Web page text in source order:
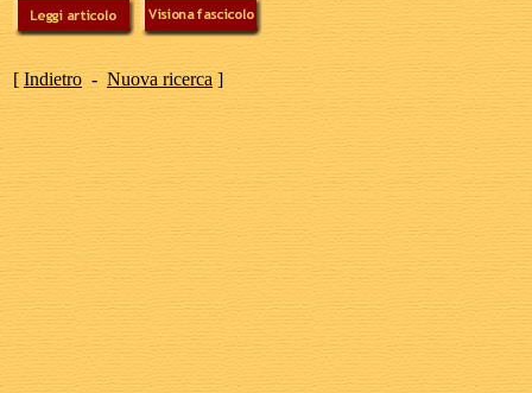
[ Indietro - Nuova ricerca ]